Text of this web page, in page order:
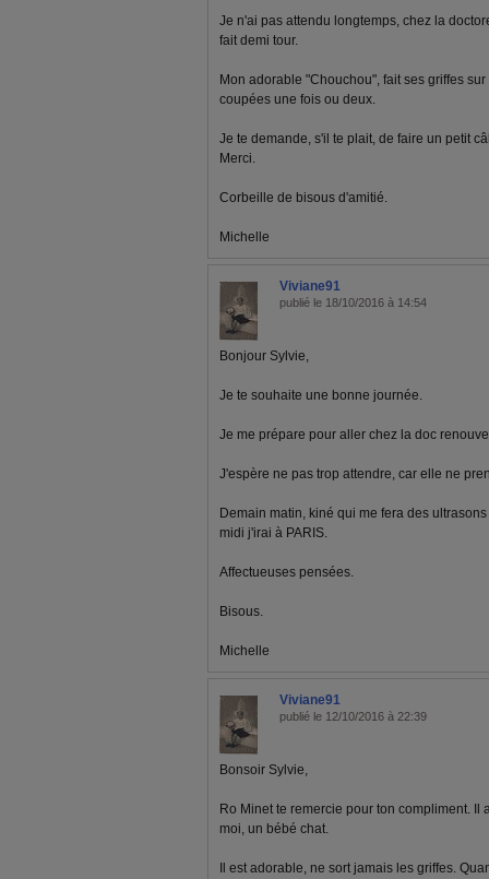
Je n'ai pas attendu longtemps, chez la
fait demi tour.
Mon adorable "Chouchou", fait ses griffes
coupées une fois ou deux.
Je te demande, s'il te plait, de faire un petit
Merci.
Corbeille de bisous d'amitié.
Michelle
Viviane91
publié le 18/10/2016 à 14:54
Bonjour Sylvie,
Je te souhaite une bonne journée.
Je me prépare pour aller chez la doc
J'espère ne pas trop attendre, car elle ne
Demain matin, kiné qui me fera des
midi j'irai à PARIS.
Affectueuses pensées.
Bisous.
Michelle
Viviane91
publié le 12/10/2016 à 22:39
Bonsoir Sylvie,
Ro Minet te remercie pour ton compliment. Il
moi, un bébé chat.
Il est adorable, ne sort jamais les griffes.